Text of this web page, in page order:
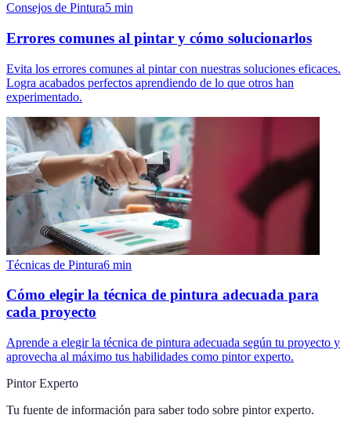
Consejos de Pintura5 min
Errores comunes al pintar y cómo solucionarlos
Evita los errores comunes al pintar con nuestras soluciones eficaces.
Logra acabados perfectos aprendiendo de lo que otros han
experimentado.
Técnicas de Pintura6 min
Cómo elegir la técnica de pintura adecuada para
cada proyecto
Aprende a elegir la técnica de pintura adecuada según tu proyecto y
aprovecha al máximo tus habilidades como pintor experto.
Pintor Experto
Tu fuente de información para saber todo sobre pintor experto.